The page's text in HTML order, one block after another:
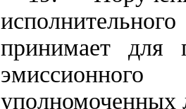
принимает для
уполномоченных